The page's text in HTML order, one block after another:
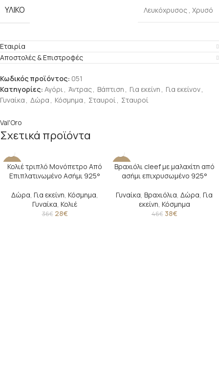
ΥΛΙΚΌ Λευκόχρυσος , Χρυσό
Εταιρία
Αποστολές & Επιστροφές
Κωδικός προϊόντος: 051
Κατηγορίες: Αγόρι, Άντρας, Βάπτιση , Για εκείνη , Για εκείνον,
Γυναίκα , Δώρα , Κόσμημα , Σταυροί, Σταυροί
Val'Oro
Σχετικά προϊόντα
-22%
Κολιέ τριπλό Μονόπετρο Από
Επιπλατινωμένο Ασήμι 925°
Δώρα, Για εκείνη, Κόσμημα,
Γυναίκα, Κολιέ
36€ 28€
-17%
Βραχιόλι cleef με μαλαχίτη από
ασήμι επιχρυσωμένο 925°
Γυναίκα, Βραχιόλια, Δώρα, Για
εκείνη, Κόσμημα
46€ 38€